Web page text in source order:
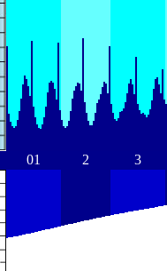
01 2 3